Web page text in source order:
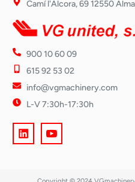
Camí l'Alcora, 69 12550
900 10 60 09
615 92 53 02
info@vgmachinery.com
L-V 7:30h-17:30h